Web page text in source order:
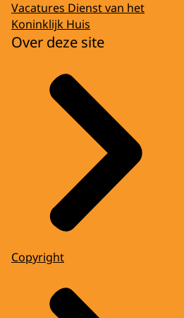
Vacatures Dienst van het
Koninklijk Huis
Over deze site
Copyright